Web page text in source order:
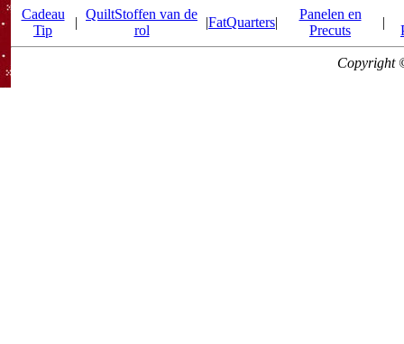
Cadeau
Tip
|
QuiltStoffen van de
rol
|FatQuarters|
Panelen en
Precuts
|
Copyright